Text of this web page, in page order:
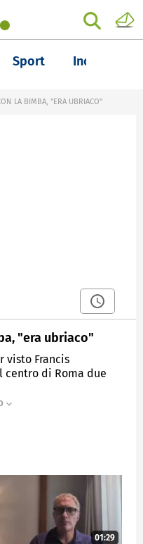
Sport Inchieste
LA BIMBA, "ERA UBRIACO"
"era ubriaco"
visto Francis
centro di Roma due
01:29